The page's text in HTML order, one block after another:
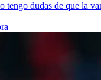
tengo dudas de que la